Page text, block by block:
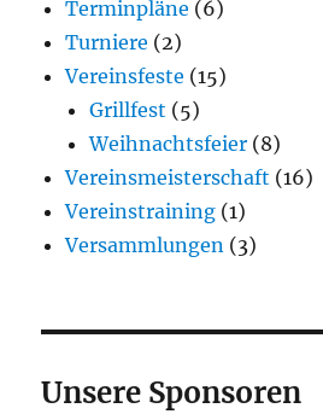
Terminpläne (6)
Turniere (2)
Vereinsfeste (15)
Grillfest (5)
Weihnachtsfeier (8)
Vereinsmeisterschaft (16)
Vereinstraining (1)
Versammlungen (3)
Unsere Sponsoren